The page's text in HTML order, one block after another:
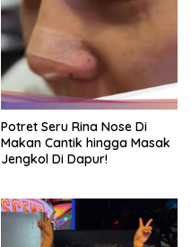
Potret Seru Rina Nose Di
Makan Cantik hingga Masak
Jengkol Di Dapur!